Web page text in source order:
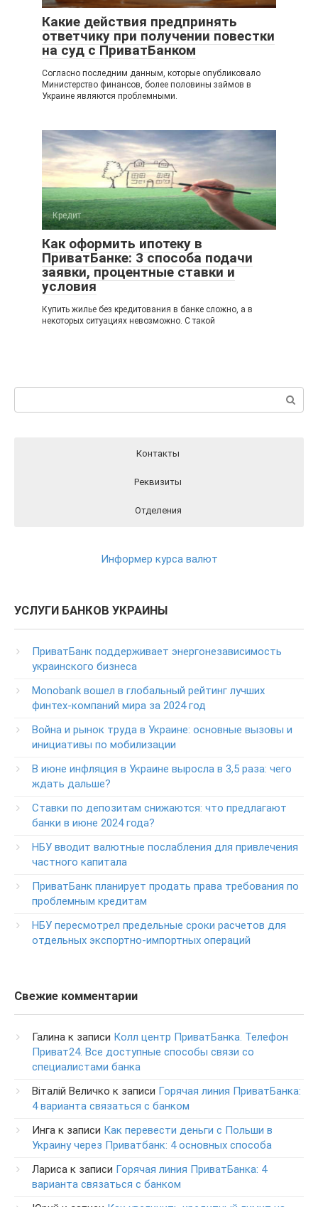
Какие действия предпринять
ответчику при получении повестки
на суд с ПриватБанком
Согласно последним данным, которые опубликовало
Министерство финансов, более половины займов в
Украине являются проблемными.
Кредит
Как оформить ипотеку в
ПриватБанке: 3 способа подачи
заявки, процентные ставки и
условия
Купить жилье без кредитования в банке сложно, а в
некоторых ситуациях невозможно. С такой
Поиск:
Контакты
Реквизиты
Отделения
Круглосуточный телефон поддержки клиентов
+38-056-716-11-31
клиентов ПриватБанка
Колл центр: 3700
Круглосуточный телефон поддержки VIP­-клиентов
ПриватБанка
+38-056-716-12-12
+38-073-900-00-02
Круглосуточный телефон поддержки владельцев карт
класса GOLD
0-800-504-707
Круглосуточный телефон поддержки обслуживания
0-800-500-030
0-800-500-804
Информер курса валют
УСЛУГИ БАНКОВ УКРАИНЫ
ПриватБанк поддерживает энергонезависимость
украинского бизнеса
Monobank вошел в глобальный рейтинг лучших
финтех-компаний мира за 2024 год
Война и рынок труда в Украине: основные вызовы и
инициативы по мобилизации
В июне инфляция в Украине выросла в 3,5 раза: чего
ждать дальше?
Ставки по депозитам снижаются: что предлагают
банки в июне 2024 года?
НБУ вводит валютные послабления для привлечения
частного капитала
ПриватБанк планирует продать права требования по
проблемным кредитам
НБУ пересмотрел предельные сроки расчетов для
отдельных экспортно-импортных операций
Свежие комментарии
Галина к записи Колл центр ПриватБанка. Телефон
Приват24. Все доступные способы связи со
специалистами банка
Віталій Величко к записи Горячая линия ПриватБанка:
4 варианта связаться с банком
Инга к записи Как перевести деньги с Польши в
Украину через Приватбанк: 4 основных способа
Лариса к записи Горячая линия ПриватБанка: 4
варианта связаться с банком